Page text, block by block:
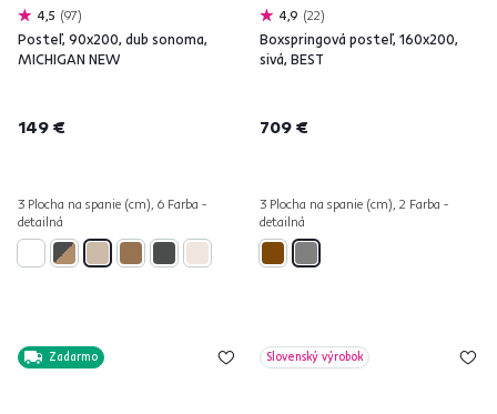
4,5 97
Posteľ, 90x200, dub sonoma,
MICHIGAN NEW
149 €
3 Plocha na spanie (cm), 6 Farba -
detailná
4,9 22
Boxspringová posteľ, 160x200,
sivá, BEST
709 €
3 Plocha na spanie (cm), 2 Farba -
detailná
Zadarmo Slovenský výrobok